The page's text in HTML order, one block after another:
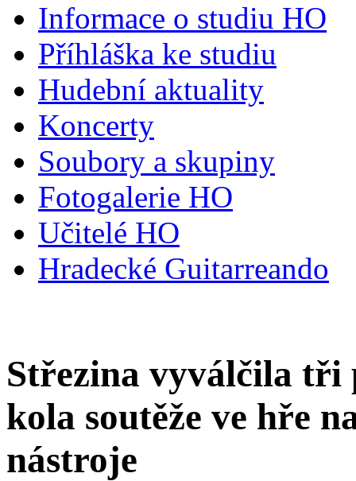
Informace o studiu HO
Příhláška ke studiu
Hudební aktuality
Koncerty
Soubory a skupiny
Fotogalerie HO
Učitelé HO
Hradecké Guitarreando
Střezina vyválčila tři
kola soutěže ve hře
nástroje